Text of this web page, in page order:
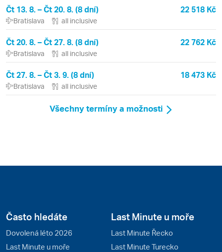
Čt 13. 8. – Čt 20. 8. (8 dní) 22 518 Kč
Bratislava all inclusive
Čt 20. 8. – Čt 27. 8. (8 dní) 22 762 Kč
Bratislava all inclusive
Čt 27. 8. – Čt 3. 9. (8 dní) 18 473 Kč
Bratislava all inclusive
Všechny termíny a možnosti
Často hledáte
Dovolená léto 2026
Last Minute u moře
Last Minute u moře
Last Minute Řecko
Last Minute Turecko